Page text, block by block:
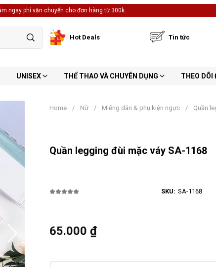
ngay phí vận chuyển cho đơn hàng từ 300k.
Hot Deals Tin tức
UNISEX THỂ THAO VÀ CHUYÊN DỤNG THEO DÕI
Home / Nữ / Miếng dán & phụ kiện ngực / Quần
Quần legging đùi mặc váy SA-1168
SKU: SA-1168
65.000 ₫